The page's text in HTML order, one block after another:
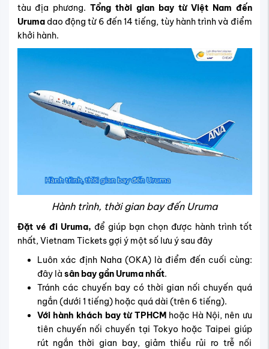
tàu địa phương.Tổng thời gian bay từ Việt Nam đến
Urumadao động từ 6 đến 14 tiếng, tùy hành trình và điểm
khởi hành.
Hành trình, thời gian bay đến Uruma
Đặt vé đi Uruma, để giúp bạn chọn được hành trình tốt
nhất, Vietnam Tickets gợi ý một số lưu ý sau đây
Luôn xác định Naha (OKA) là điểm đến cuối cùng:
đây là sân bay gần Uruma nhất.
Tránh các chuyến bay có thời gian nối chuyến quá
ngắn (dưới 1 tiếng) hoặc quá dài (trên 6 tiếng).
Với hành khách bay từ TPHCMhoặc Hà Nội, nên ưu
tiên chuyến nối chuyến tại Tokyo hoặc Taipei giúp
rút ngắn thời gian bay, giảm thiểu rủi ro trễ nối